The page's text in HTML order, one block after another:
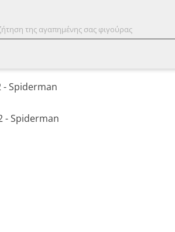
Spiderman